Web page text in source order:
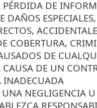
PÉRDIDA DE
DAÑOS ESPECIALES,
COBERTURA,
DE
DE UN
INADECUADA
NEGLIGENCIA U